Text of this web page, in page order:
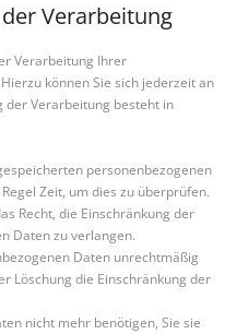
Verarbeitung
Verarbeitung Ihrer
können Sie sich jederzeit an
der Verarbeitung besteht in
personenbezogenen
Zeit, um dies zu überprüfen.
Recht, die Einschränkung der
Daten zu verlangen.
Daten unrechtmäßig
Löschung die Einschränkung der
nicht mehr benötigen, Sie sie